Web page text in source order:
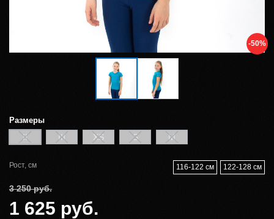
-50%
Размеры
II III XS S M
Рост, см 116-122 см 122-128 см
3 250 руб.
1 625 руб.